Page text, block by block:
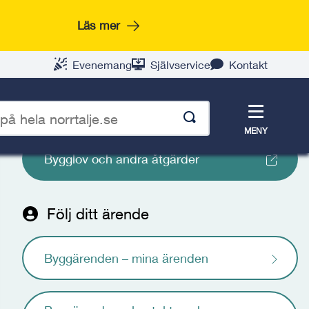
Läs mer
Evenemang Självservice Kontakt
Meny
MENY
Starta e-tjänst
Bygglov och andra åtgärder
Följ ditt ärende
Byggärenden – mina ärenden